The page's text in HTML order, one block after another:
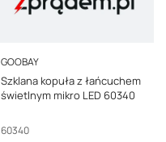
PRODUCENT
GOOBAY
Szklana kopuła z łańcuchem
świetlnym mikro LED 60340
Kod producenta
60340